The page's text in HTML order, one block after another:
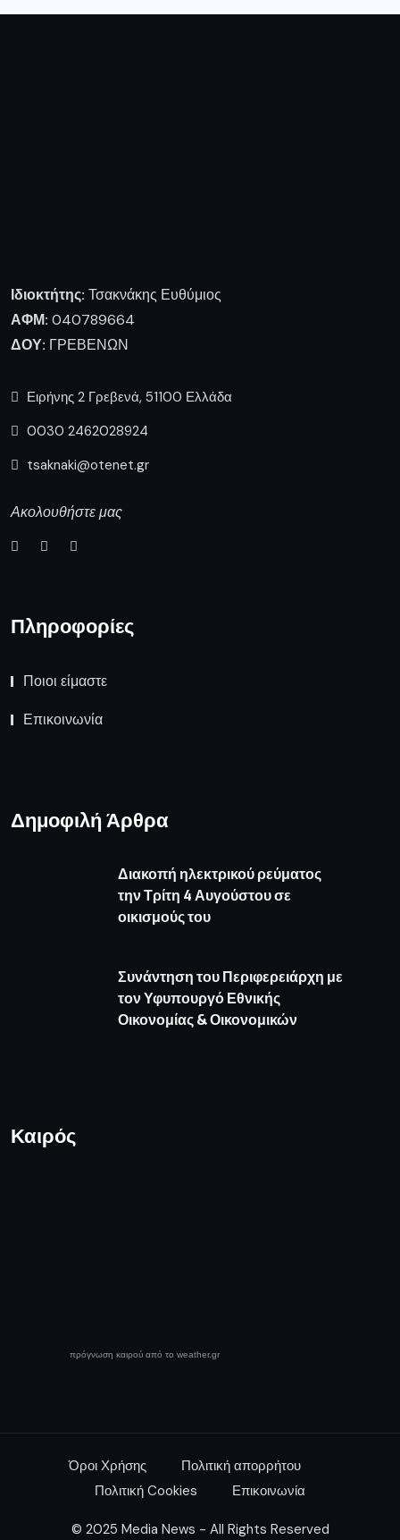
Ιδιοκτήτης: Τσακνάκης Ευθύμιος
ΑΦΜ: 040789664
ΔΟΥ: ΓΡΕΒΕΝΩΝ
Ειρήνης 2 Γρεβενά, 51100 Ελλάδα
0030 2462028924
tsaknaki@otenet.gr
Ακολουθήστε μας
Πληροφορίες
Ποιοι είμαστε
Επικοινωνία
Δημοφιλή Άρθρα
Διακοπή ηλεκτρικού ρεύματος
την Τρίτη 4 Αυγούστου σε
οικισμούς του
Συνάντηση του Περιφερειάρχη με
τον Υφυπουργό Εθνικής
Οικονομίας & Οικονομικών
Καιρός
πρόγνωση καιρού από το weather.gr
Όροι Χρήσης
Πολιτική απορρήτου
Πολιτική Cookies
Επικοινωνία
© 2025 Media News - All Rights Reserved